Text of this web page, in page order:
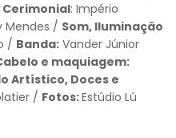
Cerimonial: Império
Mendes / Som, Iluminação
/ Banda: Vander Júnior
e maquiagem:
Artístico, Doces e
/ Fotos:Estúdio Lú